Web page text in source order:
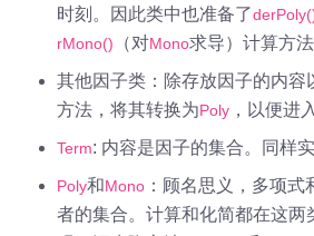
时刻。因此类中也准备了
rMono()
（对Mono求导）计算方法
其他因子类：除存放因子的内容
方法，将其转换为Poly ，以便进
Term: 内容是因子的集合。同样
Poly和Mono ：顾名思义，多项
者的集合。计算和化简都在这两